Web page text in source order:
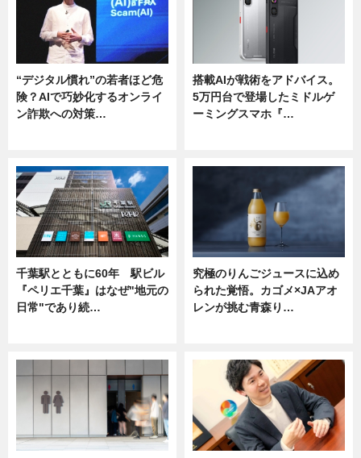
“デジタル慣れ”の若者ほど危
険？AIで巧妙化するオンライ
ン詐欺への対策…
搭載AIが戦術をアドバイス。
5万円台で登場したミドルゲ
ーミングスマホ『…
千葉駅とともに60年 駅ビル
『ペリエ千葉』はなぜ"地元の
日常"であり続…
究極のりんごジュースに込め
られた覚悟。カゴメ×JAアオ
レンが挑む青森り…